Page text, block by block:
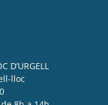
D’URGELL
lloc